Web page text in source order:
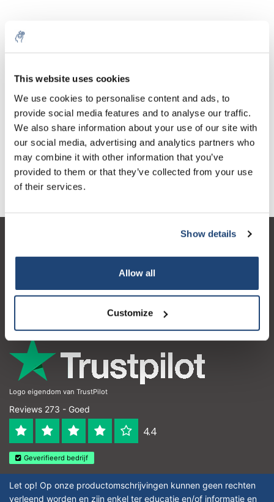
This website uses cookies
We use cookies to personalise content and ads, to
provide social media features and to analyse our traffic.
We also share information about your use of our site with
our social media, advertising and analytics partners who
may combine it with other information that you’ve
provided to them or that they’ve collected from your use
of their services.
Show details
Allow all
Customize
Aantal Product
1 Stuk
€372,56
€450,80 Meer
Toevoegen aan winkelwagen
Informatie
Contactgegevens
Logo eigendom van TrustPilot
Reviews 273 - Goed
4.4
Geverifieerd bedrijf
Let op! Op onze productomschrijvingen kunnen geen rechten
verleend worden en zijn enkel ter educatie en/of informatie en